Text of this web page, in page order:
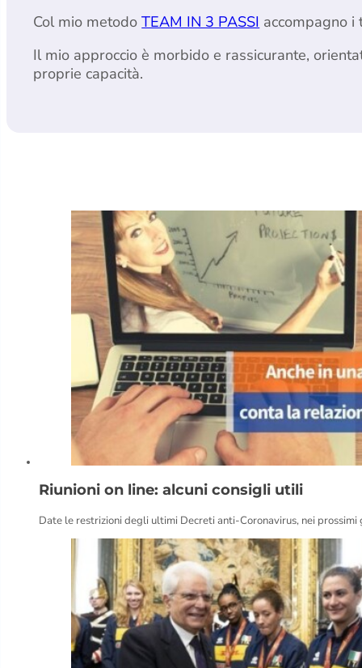
Col mio metodoTEAM IN 3 PASSI accompagno i
Il mio approccio è morbido e rassicurante,
proprie capacità.
Riunioni on line: alcuni consigli utili
Date le restrizioni degli ultimi Decreti anti-Coronavirus, nei